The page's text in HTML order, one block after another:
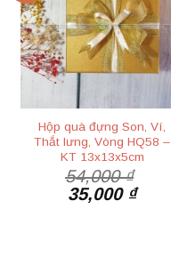
Hộp quà đựng Son, Ví,
Thắt lưng, Vòng HQ58 –
KT 13x13x5cm
54,000₫
Giá
35,000 ₫Giá